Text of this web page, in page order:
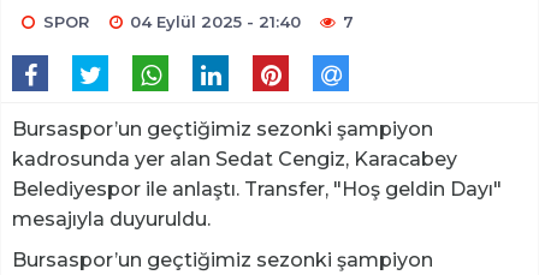
SPOR 04 Eylül 2025 - 21:40 7
Bursaspor’un geçtiğimiz sezonki şampiyon
kadrosunda yer alan Sedat Cengiz, Karacabey
Belediyespor ile anlaştı. Transfer, "Hoş geldin Dayı"
mesajıyla duyuruldu.
Bursaspor’un geçtiğimiz sezonki şampiyon